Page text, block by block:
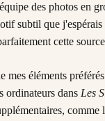
des photos en
subtil que
cette
mes éléments
ordinateurs dans Les
comme